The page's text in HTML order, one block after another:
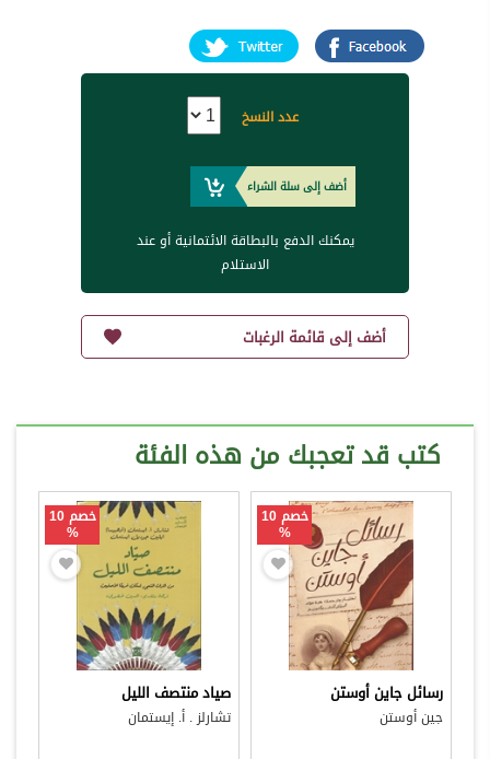
عدد النسخ
أضف إلى سلة الشراء
يمكنك الدفع بالبطاقة الائتمانية أو عند
الاستلام
أضف إلى قائمة الرغبات
كتب قد تعجبك من هذه الفئة
خصم 10
%
رسائل جاين أوستن
جين أوستن
خصم 10
%
صياد منتصف الليل
تشارلز . أ. إيستمان